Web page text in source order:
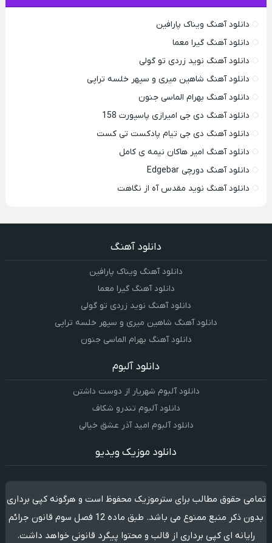
دانلود آهنگ ویناک پارافین
دانلود آهنگ گیرا معما
دانلود آهنگ نوید زردی تو گولی
دانلود آهنگ شاهین میری و سپهر خلسه تراپی
دانلود آهنگ بهرام الماسی جنون
دانلود آهنگ دی جی امیرازی پاسپورت 158
دانلود آهنگ دی جی تیام پادکست تی کست
دانلود آهنگ امیر هاکان نیمه ی کامل
دانلود آهنگ دورچی Edgebar
دانلود آهنگ نوید مقدس آه از نگاهت
دانلود آهنگ
دانلود آهنگ ویناک پارافین
دانلود آهنگ گیرا معما
دانلود آهنگ نوید زردی تو گولی
دانلود آهنگ شاهین میری و سپهر خلسه تراپی
دانلود آهنگ بهرام الماسی جنون
دانلود آلبوم
دانلود آلبوم شهریار از دوست داشتن
دانلود آلبوم تندرو شکاف
دانلود آلبوم امید آذر عشق خیالی
دانلود موزیک ویدیو
تمامی حقوق مطالب برای سترموزیک محفوظ است و هرگونه کپی برداری
بدون ذکر منبع ممنوع می باشد. طبق ماده 12 فصل سوم قانون جرائم
رایانه ای کپی برداری از قالب و محتوا پیگرد قانونی خواهد داشت.